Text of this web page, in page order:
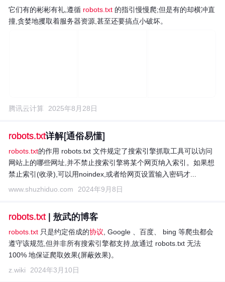
它们有的彬彬有礼,遵循 robots.txt 的指引慢慢爬;但是有的却横冲直
撞,贪婪地攫取着服务器资源,甚至还要搞点小破坏。
腾讯云计算 2025年8月28日
robots.txt详解[通俗易懂]
robots.txt的作用 robots.txt 文件规定了搜索引擎抓取工具可以访问
网站上的哪些网址,并不禁止搜索引擎将某个网页纳入索引。如果想
禁止索引(收录),可以用noindex,或者给网页设置输入密码才...
www.shuzhiduo.com
2024年9月8日
robots.txt | 敖武的博客
robots.txt 只是约定俗成的协议, Google 、百度、 bing 等爬虫都会
遵守该规范,但并非所有搜索引擎都支持,故通过 robots.txt 无法
100% 地保证爬取效果(屏蔽效果)。
z.wiki
2024年3月10日